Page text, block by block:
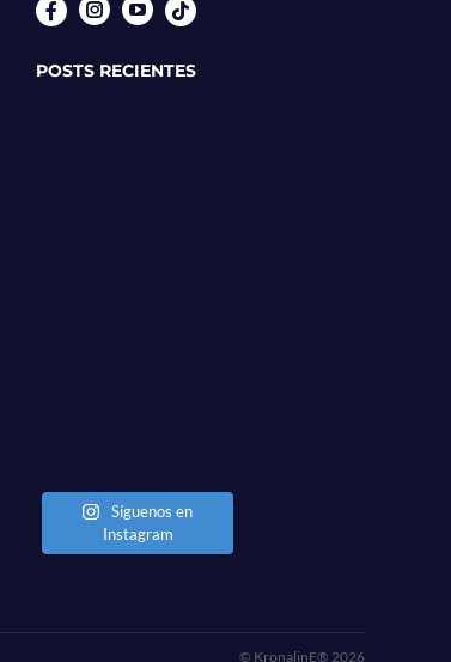
InstagramYouTube
POSTS RECIENTES
Síguenos en
Instagram
© KronalinE® 2026